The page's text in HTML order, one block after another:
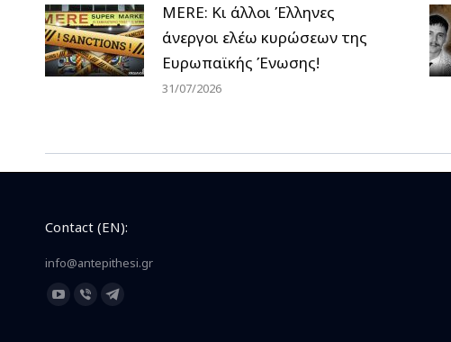
MERE: Κι άλλοι Έλληνες
άνεργοι ελέω κυρώσεων της
Ευρωπαϊκής Ένωσης!
31/07/2026
Contact (EN):
info@antepithesi.gr
Find us on:
YouTubeViberTelegram